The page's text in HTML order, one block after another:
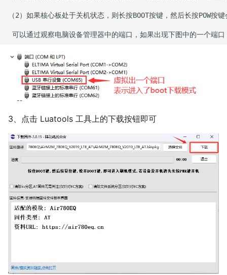
（2）如果核心板处于关机状态，则长按BOOT按键，然后长按POW按
3、点击 Luatools 工具上的下载按钮即可